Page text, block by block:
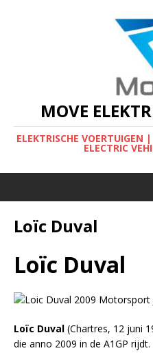
MOVE
ELEKTRISCHE
ELECTRIC
Loïc Duval
Loïc Duval
Loïc Duval (Chartres, 12 juni
die anno 2009 in de A1GP rijdt.